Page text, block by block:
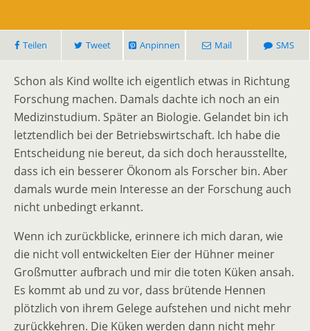
Teilen Tweet Anpinnen Mail SMS
Schon als Kind wollte ich eigentlich etwas in Richtung
Forschung machen. Damals dachte ich noch an ein
Medizinstudium. Später an Biologie. Gelandet bin ich
letztendlich bei der Betriebswirtschaft. Ich habe die
Entscheidung nie bereut, da sich doch herausstellte,
dass ich ein besserer Ökonom als Forscher bin. Aber
damals wurde mein Interesse an der Forschung auch
nicht unbedingt erkannt.
Wenn ich zurückblicke, erinnere ich mich daran, wie
die nicht voll entwickelten Eier der Hühner meiner
Großmutter aufbrach und mir die toten Küken ansah.
Es kommt ab und zu vor, dass brütende Hennen
plötzlich von ihrem Gelege aufstehen und nicht mehr
zurückkehren. Die Küken werden dann nicht mehr